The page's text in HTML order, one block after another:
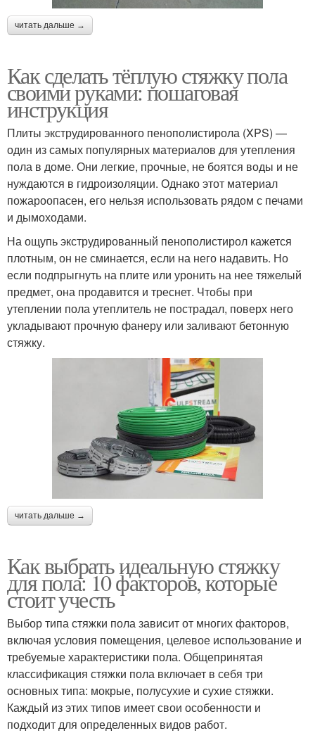
читать дальше →
Как сделать тёплую стяжку пола
своими руками: пошаговая
инструкция
Плиты экструдированного пенополистирола (XPS) —
один из самых популярных материалов для утепления
пола в доме. Они легкие, прочные, не боятся воды и не
нуждаются в гидроизоляции. Однако этот материал
пожароопасен, его нельзя использовать рядом с печами
и дымоходами.
На ощупь экструдированный пенополистирол кажется
плотным, он не сминается, если на него надавить. Но
если подпрыгнуть на плите или уронить на нее тяжелый
предмет, она продавится и треснет. Чтобы при
утеплении пола утеплитель не пострадал, поверх него
укладывают прочную фанеру или заливают бетонную
стяжку.
читать дальше →
Как выбрать идеальную стяжку
для пола: 10 факторов, которые
стоит учесть
Выбор типа стяжки пола зависит от многих факторов,
включая условия помещения, целевое использование и
требуемые характеристики пола. Общепринятая
классификация стяжки пола включает в себя три
основных типа: мокрые, полусухие и сухие стяжки.
Каждый из этих типов имеет свои особенности и
подходит для определенных видов работ.